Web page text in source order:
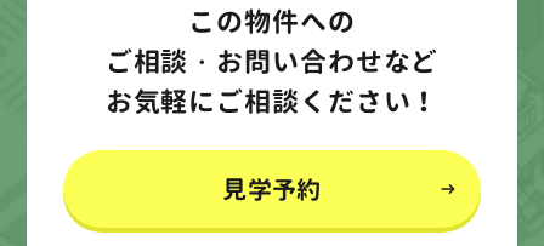
この物件への
ご相談・お問い合わせなど
お気軽にご相談ください！
見学予約